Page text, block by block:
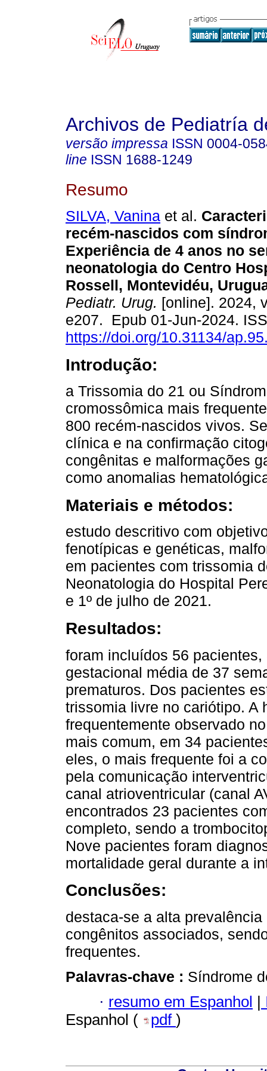
Archivos de Pediatría
versão impressa ISSN 0004-
line ISSN 1688-1249
Resumo
SILVA, Vanina et al.
recém-nascidos com
Experiência de 4 anos no
neonatologia do Centro
Rossell, Montevidéu,
Pediatr. Urug. [online]. 2024,
e207. Epub 01-Jun-2024.
https://doi.org/10.31134/
Introdução:
a Trissomia do 21 ou
cromossômica mais
800 recém-nascidos vivos.
clínica e na confirmação
congênitas e malformações
como anomalias
Materiais e métodos:
estudo descritivo com
fenotípicas e genéticas,
em pacientes com trissomia
Neonatologia do Hospital
e 1º de julho de 2021.
Resultados:
foram incluídos 56
gestacional média de 37
prematuros. Dos pacientes
trissomia livre no cariótipo. A
frequentemente observado
mais comum, em 34
eles, o mais frequente foi a
pela comunicação
canal atrioventricular (canal
encontrados 23 pacientes
completo, sendo a
Nove pacientes foram
mortalidade geral durante a
Conclusões:
destaca-se a alta
congênitos associados,
frequentes.
Palavras-chave : Síndrome
· resumo em Espanhol
Espanhol (
pdf )